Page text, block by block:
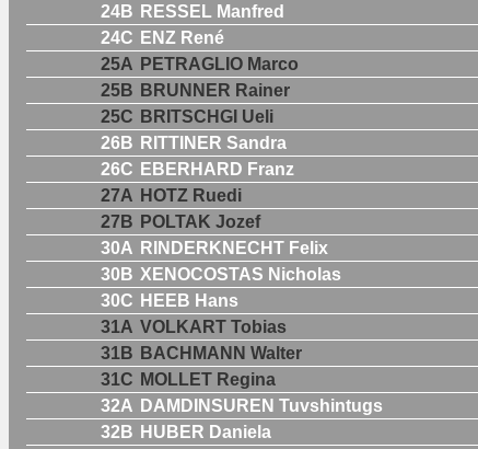
24B RESSEL Manfred
24C ENZ René
25A PETRAGLIO Marco
25B BRUNNER Rainer
25C BRITSCHGI Ueli
26B RITTINER Sandra
26C EBERHARD Franz
27A HOTZ Ruedi
27B POLTAK Jozef
30A RINDERKNECHT Felix
30B XENOCOSTAS Nicholas
30C HEEB Hans
31A VOLKART Tobias
31B BACHMANN Walter
31C MOLLET Regina
32A DAMDINSUREN Tuvshintugs
32B HUBER Daniela